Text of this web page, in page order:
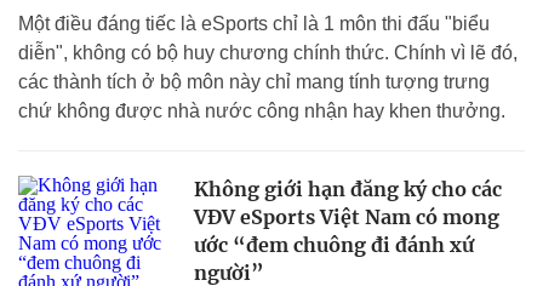
Một điều đáng tiếc là eSports chỉ là 1 môn thi đấu "biểu
diễn", không có bộ huy chương chính thức. Chính vì lẽ đó,
các thành tích ở bộ môn này chỉ mang tính tượng trưng
chứ không được nhà nước công nhận hay khen thưởng.
Không giới hạn đăng ký cho các
VĐV eSports Việt Nam có mong
ước “đem chuông đi đánh xứ
người”